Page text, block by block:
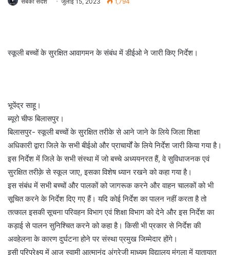
स्कूली बच्चों के सुरक्षित आवागमन के संबंध में डीईओ ने जारी किए निर्देश।
भूपेंद्र साहू।
ब्यूरो चीफ बिलासपुर।
बिलासपुर- स्कूली बच्चों के सुरक्षित तरीके से आने जाने के लिये जिला शिक्षा
अधिकारी द्वारा जिले के सभी बीईओ और प्राचार्यों के लिये निर्देश जारी किया गया है।
इस निर्देश में जिले के सभी संस्था में जो बच्चे अध्ययनरत हैं, वे सुविधाजनक एवं
सुरक्षित तरीक़े से स्कूल जाए, इसका विशेष ध्यान रखने को कहा गया है।
इस संबंध में सभी बच्चों और पालकों को जागरूक करने और वाहन चालकों को भी
सूचित करने के निर्देश दिए गए हैं। यदि कोई निर्देश का पालन नहीं करता है तो
तत्काल इसकी सूचना परिवहन विभाग एवं शिक्षा विभाग को देने और इस निर्देश का
कड़ाई से पालन सुनिश्चित करने को कहा है। किसी भी प्रकार से निर्देश की
अवहेलना के कारण दुर्घटना होने पर संस्था प्रमुख जिम्मेदार होंगे।
इसी परिप्रेक्ष्य में आज स्वामी आत्मानंद अंग्रेजी माध्यम विद्यालय मंगला में यातायात